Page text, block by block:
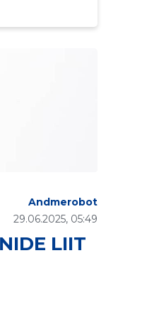
LIIT
29.06.2025, 05:49
Andmerobot